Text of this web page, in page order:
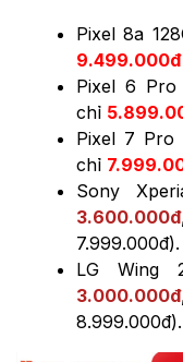
Pixel 8a
9.499.000đ
Pixel 6 Pro
chỉ
Pixel 7 Pro
chỉ
Sony
3.600.000đ
7.999.000đ).
LG Wing
3.000.000đ
8.999.000đ).